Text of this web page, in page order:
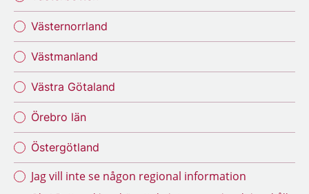
Västernorrland
Västmanland
Västra Götaland
Örebro län
Östergötland
Jag vill inte se någon regional information